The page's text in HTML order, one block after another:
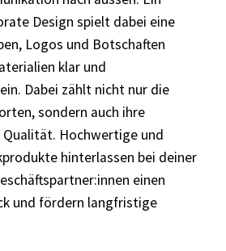
Design spielt dabei eine
Logos und Botschaften
klar und
Dabei zählt nicht nur die
sondern auch ihre
Hochwertige und
hinterlassen bei deiner
einen
und fördern langfristige